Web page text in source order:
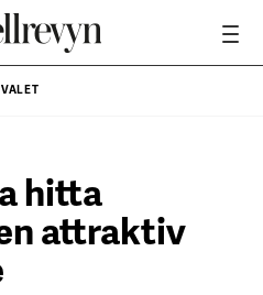
hitta
attraktiv